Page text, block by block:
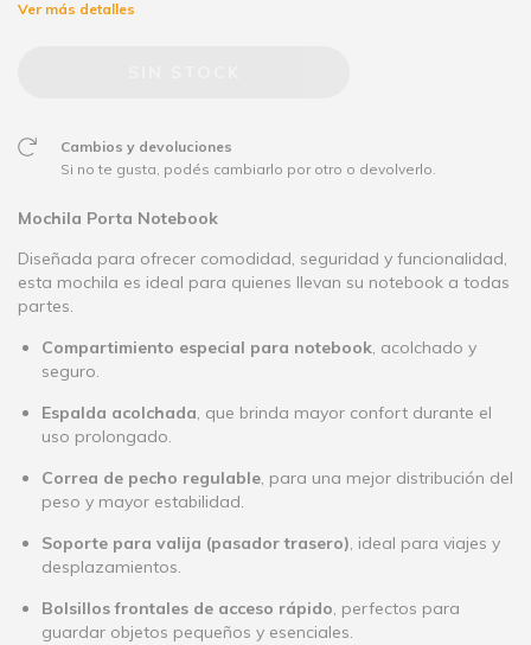
Ver más detalles
Cambios y devoluciones
Si no te gusta, podés cambiarlo por otro o devolverlo.
Mochila Porta Notebook
Diseñada para ofrecer comodidad, seguridad y funcionalidad,
esta mochila es ideal para quienes llevan su notebook a todas
partes.
Compartimiento especial para notebook, acolchado y
seguro.
Espalda acolchada, que brinda mayor confort durante el
uso prolongado.
Correa de pecho regulable, para una mejor distribución del
peso y mayor estabilidad.
Soporte para valija (pasador trasero), ideal para viajes y
desplazamientos.
Bolsillos frontales de acceso rápido, perfectos para
guardar objetos pequeños y esenciales.